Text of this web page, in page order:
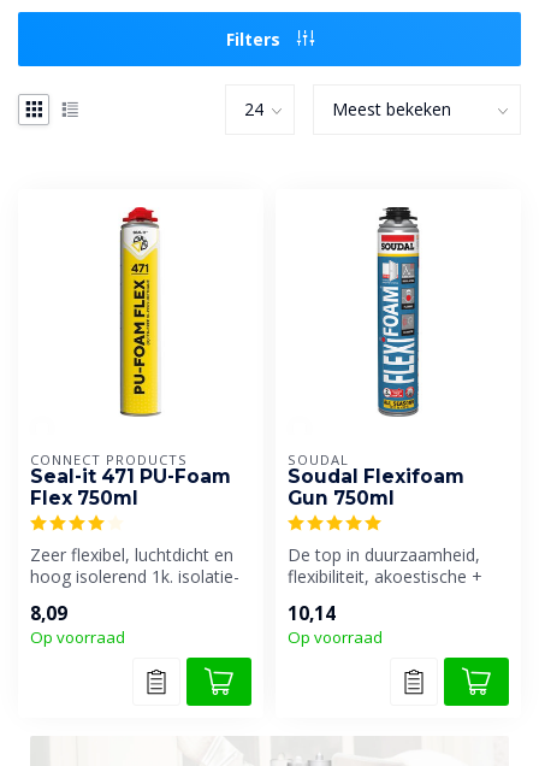
Filters
CONNECT PRODUCTS
Seal-it 471 PU-Foam
Flex 750ml
Zeer flexibel, luchtdicht en
hoog isolerend 1k. isolatie-
8,09
Op voorraad
SOUDAL
Soudal Flexifoam
Gun 750ml
De top in duurzaamheid,
flexibiliteit, akoestische +
10,14
Op voorraad